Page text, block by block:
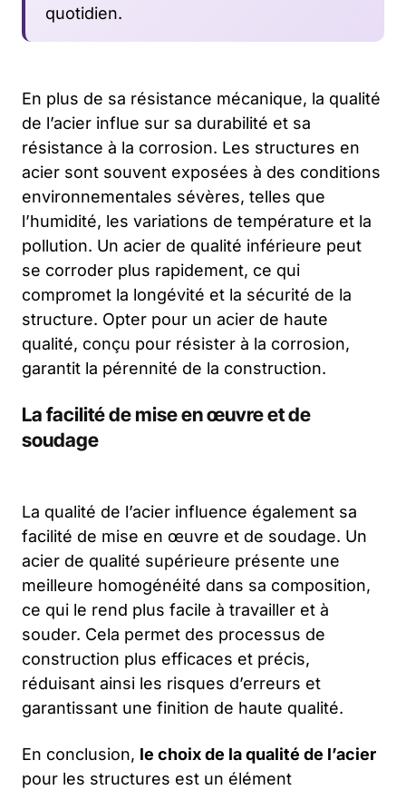
quotidien.
En plus de sa résistance mécanique, la qualité
de l’acier influe sur sa durabilité et sa
résistance à la corrosion. Les structures en
acier sont souvent exposées à des conditions
environnementales sévères, telles que
l’humidité, les variations de température et la
pollution. Un acier de qualité inférieure peut
se corroder plus rapidement, ce qui
compromet la longévité et la sécurité de la
structure. Opter pour un acier de haute
qualité, conçu pour résister à la corrosion,
garantit la pérennité de la construction.
La facilité de mise en œuvre et de
soudage
La qualité de l’acier influence également sa
facilité de mise en œuvre et de soudage. Un
acier de qualité supérieure présente une
meilleure homogénéité dans sa composition,
ce qui le rend plus facile à travailler et à
souder. Cela permet des processus de
construction plus efficaces et précis,
réduisant ainsi les risques d’erreurs et
garantissant une finition de haute qualité.
En conclusion, le choix de la qualité de l’acier
pour les structures est un élément